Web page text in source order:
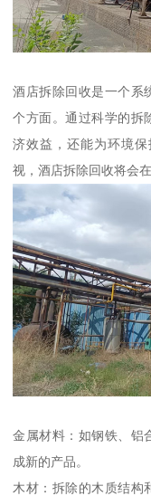
酒店拆除回收是一个系
个方面。通过科学的拆
济效益，还能为环境
视，酒店拆除回收将会
金属材料：如钢铁、铝
成新的产品。
木材：拆除的木质结构